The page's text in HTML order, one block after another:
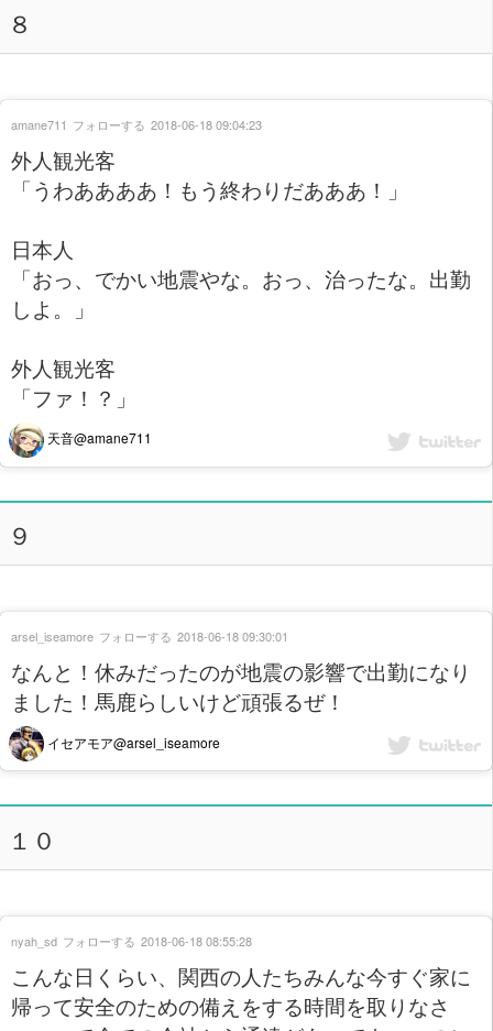
８
外人観光客
「うわああああ！もう終わりだあああ！」
日本人
「おっ、でかい地震やな。おっ、治ったな。出勤
しよ。」
外人観光客
「ファ！？」
天音@amane711
amane711 フォローする 2018-06-18 09:04:23
９
なんと！休みだったのが地震の影響で出勤になり
ました！馬鹿らしいけど頑張るぜ！
イセアモア@arsel_iseamore
arsel_iseamore フォローする 2018-06-18 09:30:01
１０
こんな日くらい、関西の人たちみんな今すぐ家に
帰って安全のための備えをする時間を取りなさ
nyah_sd フォローする 2018-06-18 08:55:28